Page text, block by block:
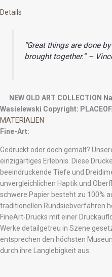
Details
“Great things are done
brought together.” –
NEW OLD ART COLLECTION
Wasielewski Copyright:
MATERIALIEN
Fine-Art:
Gedruckt oder doch gemalt?
einzigartiges Erlebnis. Diese
beeindruckende Tiefe und
unvergleichlichen Haptik und
schwere Papier besteht zu 100%
traditionellen Rundsiebverfahren
FineArt-Drucks mit einer
Werke detailgetreu in Szene
entsprechen den höchsten
durch ihre Langlebigkeit aus.